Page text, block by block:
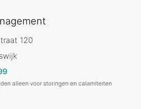
120
alleen voor storingen en calamiteiten